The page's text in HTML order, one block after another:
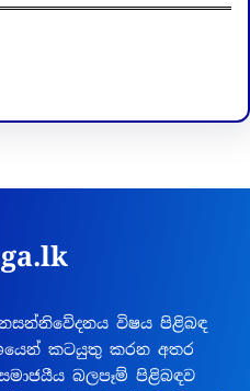
විෂය පිළිබඳ
කටයුතු කරන අතර
බලපෑම් පිළිබඳව